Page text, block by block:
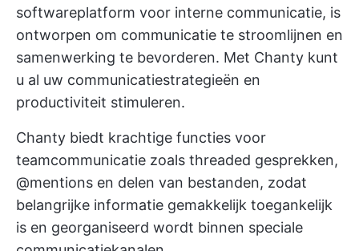
softwareplatform voor interne communicatie, is
ontworpen om communicatie te stroomlijnen en
samenwerking te bevorderen. Met Chanty kunt
u al uw communicatiestrategieën en
productiviteit stimuleren.
Chanty biedt krachtige functies voor
teamcommunicatie zoals threaded gesprekken,
@mentions en delen van bestanden, zodat
belangrijke informatie gemakkelijk toegankelijk
is en georganiseerd wordt binnen speciale